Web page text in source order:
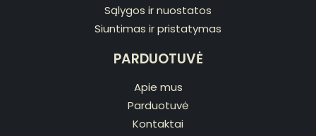
Sąlygos ir nuostatos
Siuntimas ir pristatymas
PARDUOTUVĖ
Apie mus
Parduotuvė
Kontaktai